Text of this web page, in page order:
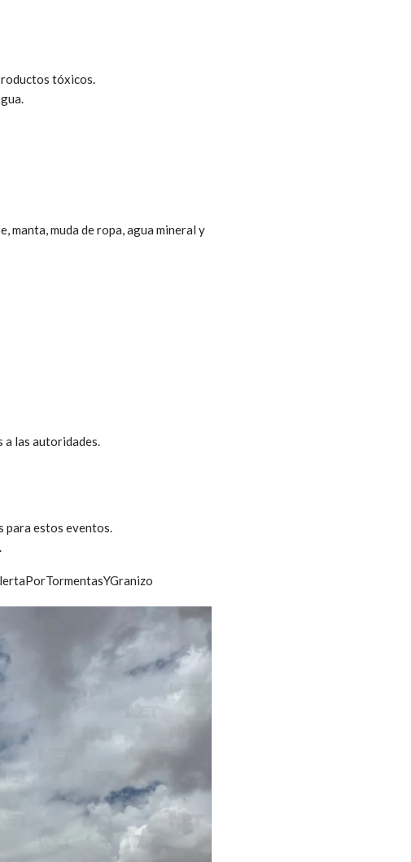
tóxicos.
manta, muda de ropa, agua mineral y
a las autoridades.
para estos eventos.